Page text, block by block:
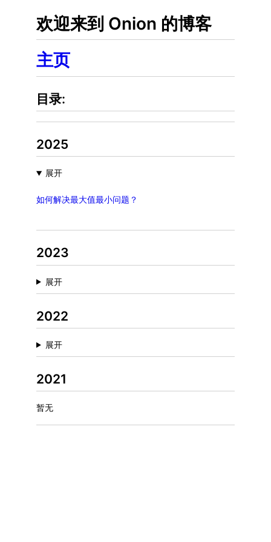
欢迎来到 Onion 的博客
主页
目录:
2025
展开
如何解决最大值最小问题？
2023
展开
2022
展开
2021
暂无